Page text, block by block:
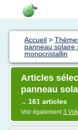
Accueil >
panneau solaire
monocristallin
Articles
panneau
→ 161 articles
Voir également3